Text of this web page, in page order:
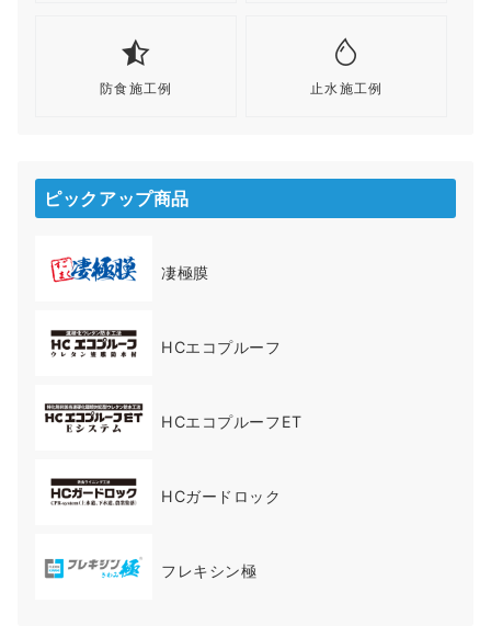
防食施工例 止水施工例
ピックアップ商品
凄極膜
HCエコプルーフ
HCエコプルーフET
HCガードロック
フレキシン極